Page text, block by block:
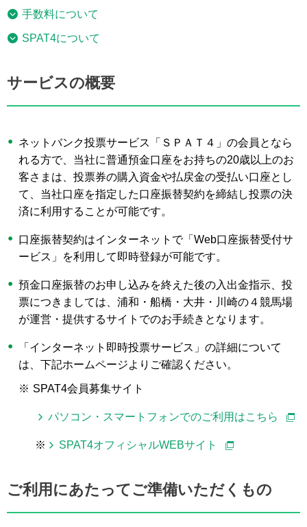
手数料について
SPAT4について
サービスの概要
ネットバンク投票サービス「ＳＰＡＴ４」の会員となら
れる方で、当社に普通預金口座をお持ちの20歳以上のお
客さまは、投票券の購入資金や払戻金の受払い口座とし
て、当社口座を指定した口座振替契約を締結し投票の決
済に利用することが可能です。
口座振替契約はインターネットで「Web口座振替受付サ
ービス」を利用して即時登録が可能です。
預金口座振替のお申し込みを終えた後の入出金指示、投
票につきましては、浦和・船橋・大井・川崎の４競馬場
が運営・提供するサイトでのお手続きとなります。
「インターネット即時投票サービス」の詳細について
は、下記ホームページよりご確認ください。
※ SPAT4会員募集サイト
パソコン・スマートフォンでのご利用はこちら
※ SPAT4オフィシャルWEBサイト
ご利用にあたってご準備いただくもの